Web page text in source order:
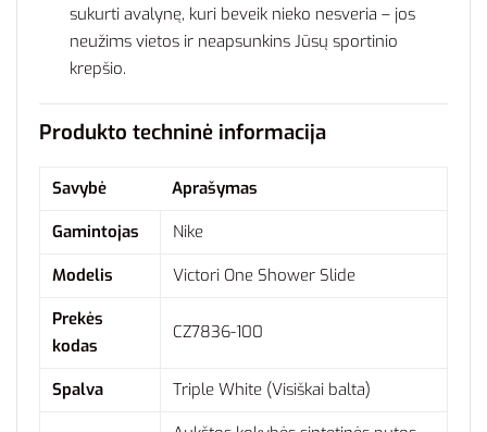
sukurti avalynę, kuri beveik nieko nesveria – jos
neužims vietos ir neapsunkins Jūsų sportinio
krepšio.
Produkto techninė informacija
Savybė
Aprašymas
Gamintojas
Nike
Modelis
Victori One Shower Slide
Prekės
kodas
CZ7836-100
Spalva
Triple White (Visiškai balta)